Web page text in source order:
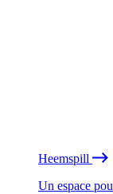
Heemspill
Un espace